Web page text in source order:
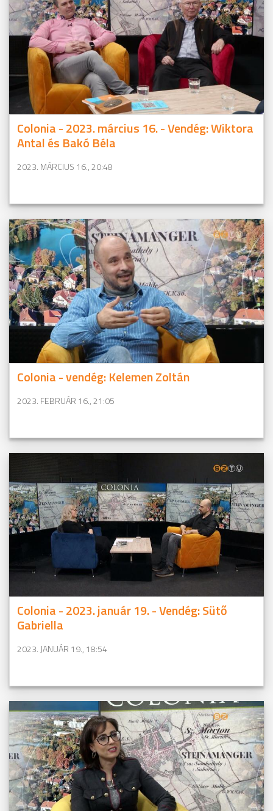
Colonia - 2023. március 16. - Vendég: Wiktora
Antal és Bakó Béla
2023. MÁRCIUS 16., 20:48
Colonia - vendég: Kelemen Zoltán
2023. FEBRUÁR 16., 21:05
Colonia - 2023. január 19. - Vendég: Sütő
Gabriella
2023. JANUÁR 19., 18:54